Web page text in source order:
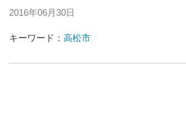
2016年06月30日
キーワード： 高松市